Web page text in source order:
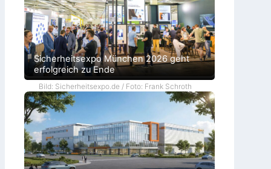
Sicherheitsexpo München 2026 geht
erfolgreich zu Ende
Bild: Sicherheitsexpo.de / Foto: Frank Schroth